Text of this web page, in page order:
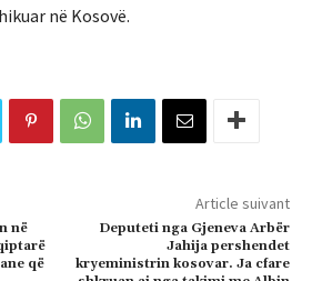
në Kosovë.
në
që
Article suivant
Deputeti nga Gjeneva Arbër
Jahija pershendet
kryeministrin kosovar. Ja cfare